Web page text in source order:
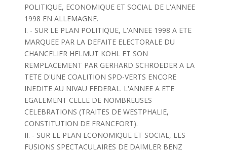
POLITIQUE, ECONOMIQUE ET SOCIAL DE L'ANNEE
1998 EN ALLEMAGNE.
I. - SUR LE PLAN POLITIQUE, L'ANNEE 1998 A ETE
MARQUEE PAR LA DEFAITE ELECTORALE DU
CHANCELIER HELMUT KOHL ET SON
REMPLACEMENT PAR GERHARD SCHROEDER A LA
TETE D'UNE COALITION SPD-VERTS ENCORE
INEDITE AU NIVAU FEDERAL. L'ANNEE A ETE
EGALEMENT CELLE DE NOMBREUSES
CELEBRATIONS (TRAITES DE WESTPHALIE,
CONSTITUTION DE FRANCFORT).
II. - SUR LE PLAN ECONOMIQUE ET SOCIAL, LES
FUSIONS SPECTACULAIRES DE DAIMLER BENZ